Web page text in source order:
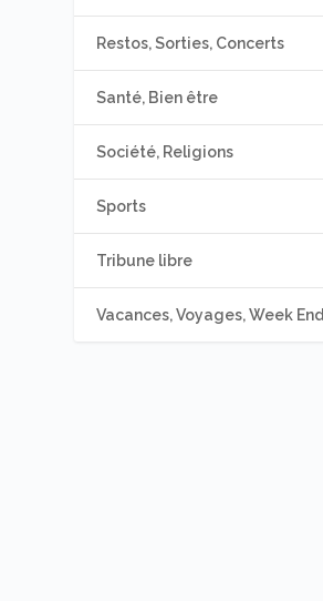
Restos, Sorties, Concerts
Santé, Bien être
Société, Religions
Sports
Tribune libre
Vacances, Voyages, Week End